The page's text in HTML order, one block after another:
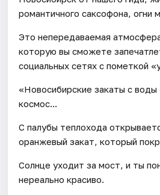
романтичного саксофона, огни
Это непередаваемая
которую вы сможете
социальных сетях с пометкой
«Новосибирские закаты с воды
космос...
С палубы теплохода
оранжевый закат, который
Солнце уходит за мост, и ты
нереально красиво.